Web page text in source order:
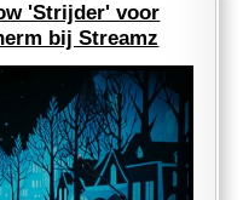
'Strijder' voor
bij Streamz